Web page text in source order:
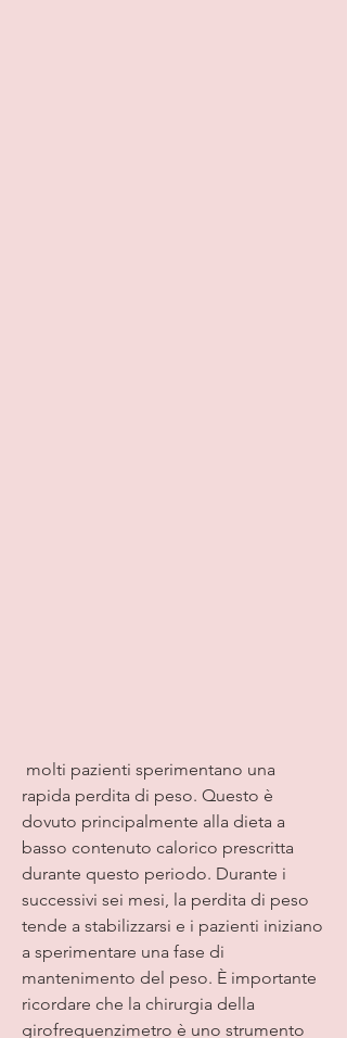
rapida perdita di peso. Questo è
dovuto principalmente alla dieta a
basso contenuto calorico prescritta
durante questo periodo. Durante i
successivi sei mesi, la perdita di peso
tende a stabilizzarsi e i pazienti iniziano
a sperimentare una fase di
mantenimento del peso. È importante
ricordare che la chirurgia della
girofrequenzimetro è uno strumento